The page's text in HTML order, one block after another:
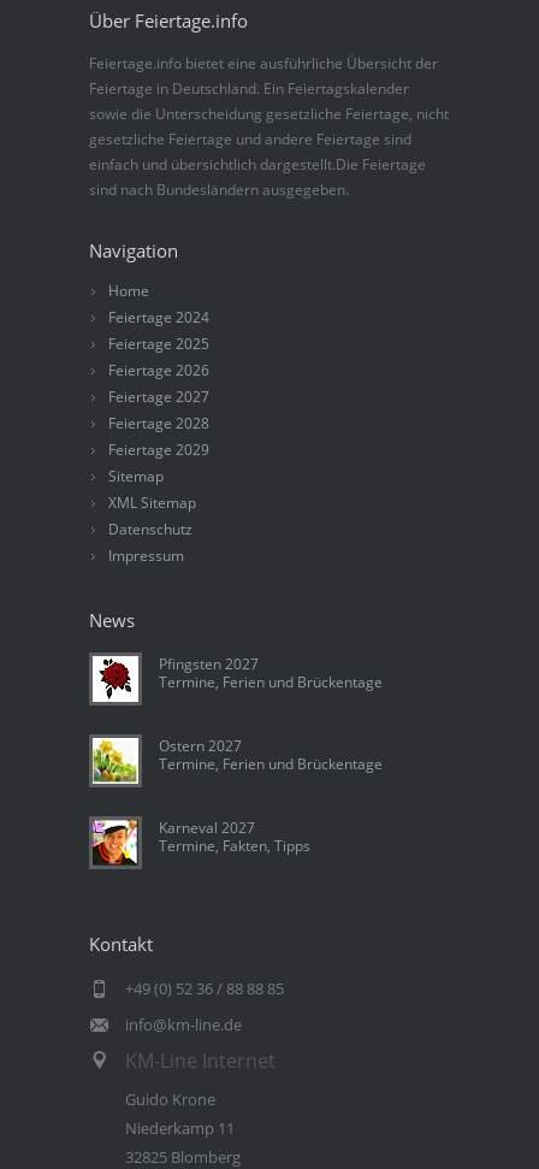
Über Feiertage.info
Feiertage.info bietet eine ausführliche Übersicht der
Feiertage in Deutschland. Ein Feiertagskalender
sowie die Unterscheidung gesetzliche Feiertage, nicht
gesetzliche Feiertage und andere Feiertage sind
einfach und übersichtlich dargestellt.Die Feiertage
sind nach Bundesländern ausgegeben.
Navigation
Home
Feiertage 2024
Feiertage 2025
Feiertage 2026
Feiertage 2027
Feiertage 2028
Feiertage 2029
Sitemap
XML Sitemap
Datenschutz
Impressum
News
Pfingsten 2027
Termine, Ferien und Brückentage
Ostern 2027
Termine, Ferien und Brückentage
Karneval 2027
Termine, Fakten, Tipps
Kontakt
+49 (0) 52 36 / 88 88 85
info@km-line.de
KM-Line Internet
Guido Krone
Niederkamp 11
32825 Blomberg